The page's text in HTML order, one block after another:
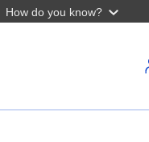
How do you know?